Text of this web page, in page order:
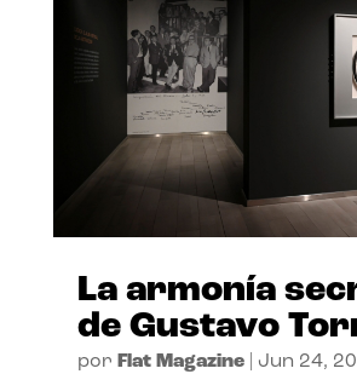
La armonía
de Gustavo
por Flat Magazine| Jun 24,